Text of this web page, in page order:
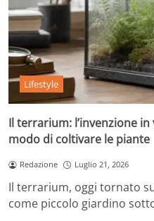
Lifestyle
Il terrarium: l’invenzione
modo di coltivare le piante
Redazione Luglio 21, 2026
Il terrarium, oggi tornato
come piccolo giardino